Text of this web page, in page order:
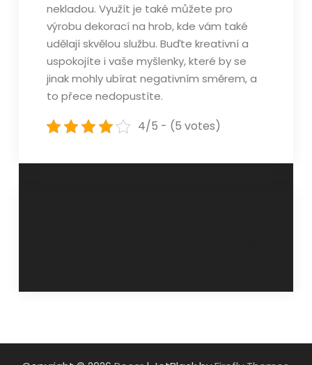
nekladou. Využít je také můžete pro
výrobu dekorací na hrob, kde vám také
udělají skvělou službu. Buďte kreativní a
uspokojíte i vaše myšlenky, které by se
jinak mohly ubírat negativním směrem, a
to přece nedopustíte.
4/5 - (5 votes)